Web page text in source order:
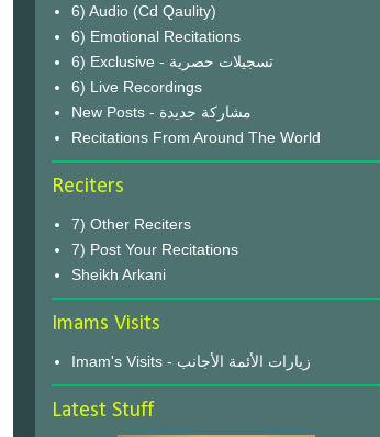
6) Audio (Cd Qaulity)
6) Emotional Recitations
6) Exclusive - تسجيلات حصرية
6) Live Recordings
New Posts - مشاركة جديدة
Recitations From Around The World
Reciters
7) Other Reciters
7) Post Your Recitations
Sheikh Arkani
Imams Visits
Imam's Visits - زيارات الأئمة الأجانب
Latest Stuff